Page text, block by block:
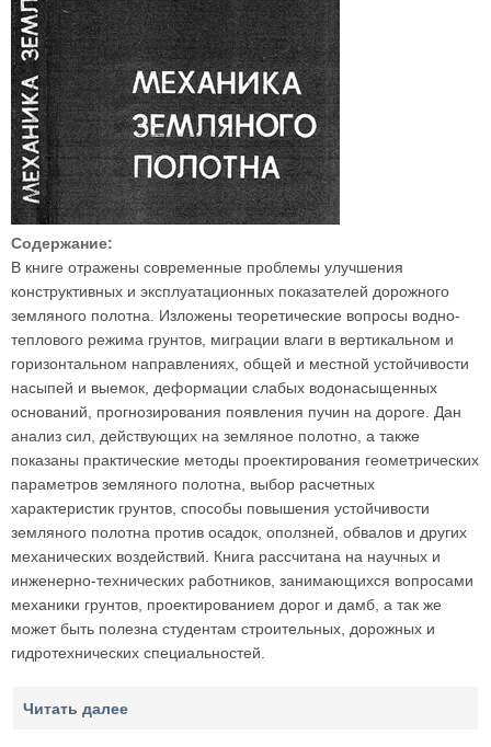
Содержание:
В книге отражены современные проблемы улучшения
конструктивных и эксплуатационных показателей дорожного
земляного полотна. Изложены теоретические вопросы водно-
теплового режима грунтов, миграции влаги в вертикальном и
горизонтальном направлениях, общей и местной устойчивости
насыпей и выемок, деформации слабых водонасыщенных
оснований, прогнозирования появления пучин на дороге. Дан
анализ сил, действующих на земляное полотно, а также
показаны практические методы проектирования геометрических
параметров земляного полотна, выбор расчетных
характеристик грунтов, способы повышения устойчивости
земляного полотна против осадок, оползней, обвалов и других
механических воздействий. Книга рассчитана на научных и
инженерно-технических работников, занимающихся вопросами
механики грунтов, проектированием дорог и дамб, а так же
может быть полезна студентам строительных, дорожных и
гидротехнических специальностей.
Читать далее